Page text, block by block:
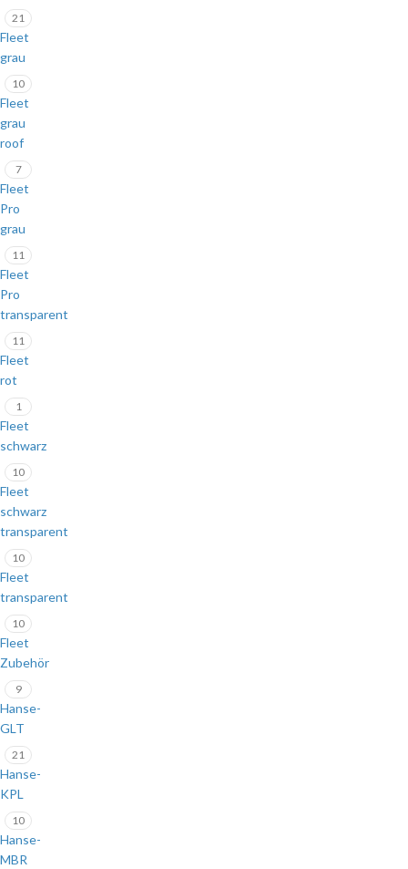
21
Fleet
grau
10
Fleet
grau
roof
7
Fleet
Pro
grau
11
Fleet
Pro
transparent
11
Fleet
rot
1
Fleet
schwarz
10
Fleet
schwarz
transparent
10
Fleet
transparent
10
Fleet
Zubehör
9
Hanse-
GLT
21
Hanse-
KPL
10
Hanse-
MBR